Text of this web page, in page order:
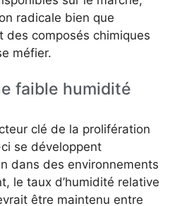
radicale bien que
des composés chimiques
méfier.
faible humidité
clé de la prolifération
se développent
dans des environnements
le taux d’humidité relative
être maintenu entre